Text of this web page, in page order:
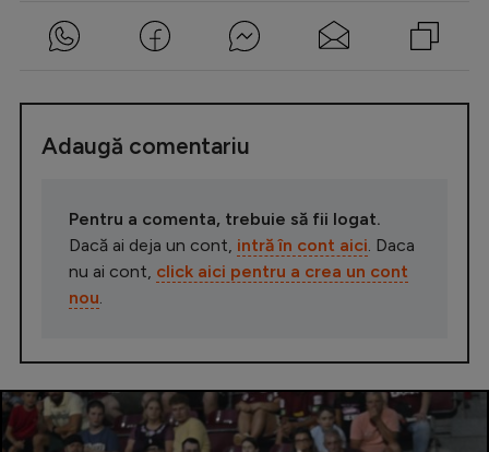
Adaugă comentariu
Pentru a comenta, trebuie să fii logat.
Dacă ai deja un cont, intră în cont aici . Daca
nu ai cont, click aici pentru a crea un cont
nou